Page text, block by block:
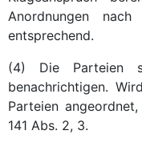
Anordnungen
entsprechend.
(4) Die Parteien
benachrichtigen.
Parteien
141 Abs. 2, 3.